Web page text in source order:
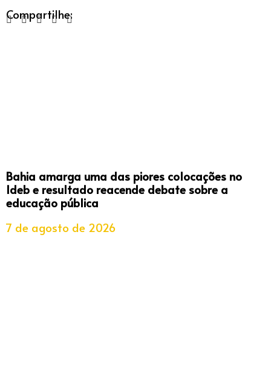
Compartilhe:
Bahia amarga uma das piores colocações no
Ideb e resultado reacende debate sobre a
educação pública
7 de agosto de 2026